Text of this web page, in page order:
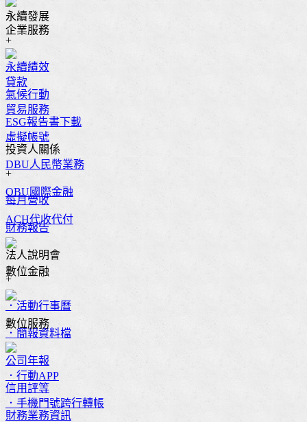
企業服務
貸款
貿易服務
虛擬帳號
DBU人民幣業務
OBU國際金融
ACH代收代付
數位金融
數位服務
．行動APP
．手機門號跨行轉帳
永續發展
+
永續績效
氣候行動
ESG報告書下載
投資人關係
+
每月營收
財務報告
法人說明會
+
．活動行事曆
．簡報資料檔
公司年報
信用評等
財務業務資訊